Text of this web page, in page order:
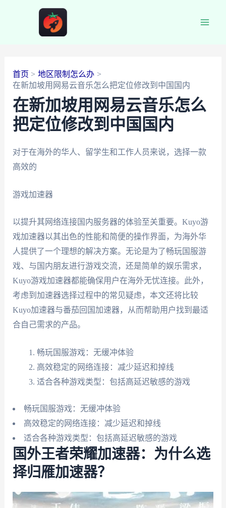
首页
地区限制怎么办
在新加坡用网易云音乐怎么把定位修改到中国国内
在新加坡用网易云音乐怎么
把定位修改到中国国内
对于在海外的华人、留学生和工作人员来说，选择一款
高效的
游戏加速器
以提升其网络连接国内服务器的体验至关重要。Kuyo游
戏加速器以其出色的性能和简便的操作界面，为海外华
人提供了一个理想的解决方案。无论是为了畅玩国服游
戏、与国内朋友进行游戏交流，还是简单的娱乐需求，
Kuyo游戏加速器都能确保用户在海外无忧连接。此外，
考虑到加速器选择过程中的常见疑虑，本文还将比较
Kuyo加速器与番茄回国加速器，从而帮助用户找到最适
合自己需求的产品。
畅玩国服游戏：无缓冲体验
高效稳定的网络连接：减少延迟和掉线
适合各种游戏类型：包括高延迟敏感的游戏
畅玩国服游戏：无缓冲体验
高效稳定的网络连接：减少延迟和掉线
适合各种游戏类型：包括高延迟敏感的游戏
国外王者荣耀加速器：为什么选
择归雁加速器？